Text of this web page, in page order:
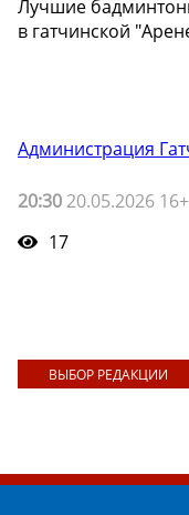
Лучшие
в гатчинской
Администрация
20:30 20.05.2026 16+
17
ВЫБОР РЕДАКЦИИ